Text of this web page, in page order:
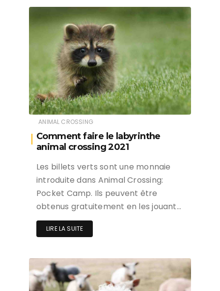
ANIMAL CROSSING
Comment faire le labyrinthe
animal crossing 2021
Les billets verts sont une monnaie
introduite dans Animal Crossing:
Pocket Camp. Ils peuvent être
obtenus gratuitement en les jouant…
LIRE LA SUITE